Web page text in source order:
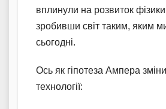
вплинули на розвиток фізики
зробивши світ таким, яким
сьогодні.
Ось як гіпотеза Ампера
технології: